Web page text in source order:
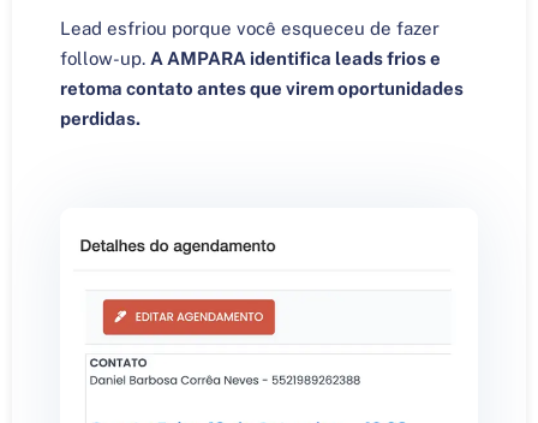
Lead esfriou porque você esqueceu de fazer
follow-up. A AMPARA identifica leads frios e
retoma contato antes que virem oportunidades
perdidas.